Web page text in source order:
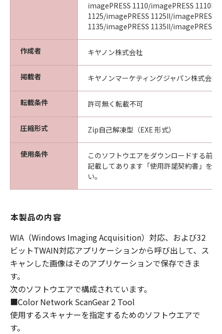
imagePRESS 1110/imagePRESS 1110II/
1125/imagePRESS 1125II/imagePRESS
1135/imagePRESS 1135II/imagePRESS
作成者 キヤノン株式会社
掲載者 キヤノンマーケティングジャパン株式会社
転載条件 許可無く転載不可
圧縮形式 Zip自己解凍型（EXE 形式）
使用条件
このソフトウエアをダウンロードする前
記載してあります「使用許諾契約書」を
い。
本製品の内容
WIA（Windows Imaging Acquisition）対応、および32
ビットTWAIN対応アプリケーションから呼び出して、ス
キャンした画像はそのアプリケーションで保存できま
す。
次のソフトウエアで構成されています。
■Color Network ScanGear 2 Tool
使用するスキャナーを指定するためのソフトウエアで
す。